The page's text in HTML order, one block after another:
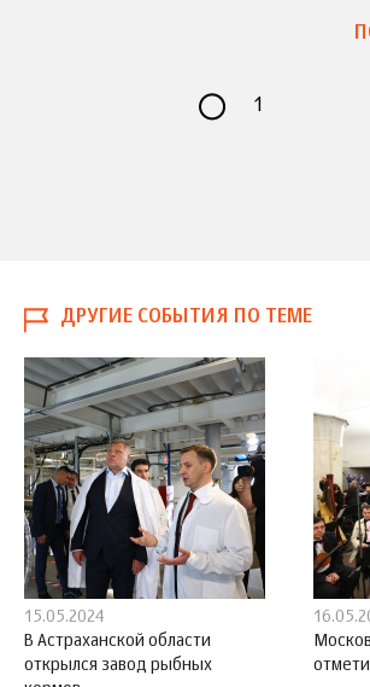
1
ДРУГИЕ СОБЫТИЯ ПО ТЕМЕ
15.05.2024
В Астраханской области
открылся завод рыбных